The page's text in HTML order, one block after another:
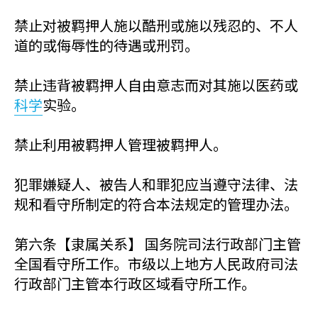
禁止对被羁押人施以酷刑或施以残忍的、不人
道的或侮辱性的待遇或刑罚。
禁止违背被羁押人自由意志而对其施以医药或
科学实验。
禁止利用被羁押人管理被羁押人。
犯罪嫌疑人、被告人和罪犯应当遵守法律、法
规和看守所制定的符合本法规定的管理办法。
第六条【隶属关系】 国务院司法行政部门主管
全国看守所工作。市级以上地方人民政府司法
行政部门主管本行政区域看守所工作。